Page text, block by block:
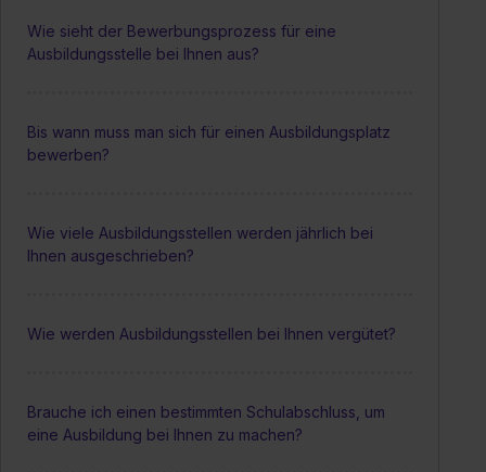
Wie sieht der Bewerbungsprozess für eine
Ausbildungsstelle bei Ihnen aus?
Bis wann muss man sich für einen Ausbildungsplatz
bewerben?
Wie viele Ausbildungsstellen werden jährlich bei
Ihnen ausgeschrieben?
Wie werden Ausbildungsstellen bei Ihnen vergütet?
Brauche ich einen bestimmten Schulabschluss, um
eine Ausbildung bei Ihnen zu machen?